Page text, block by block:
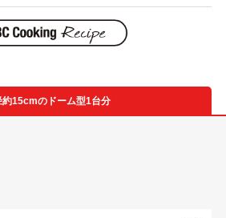
約15cmのドーム型1台分